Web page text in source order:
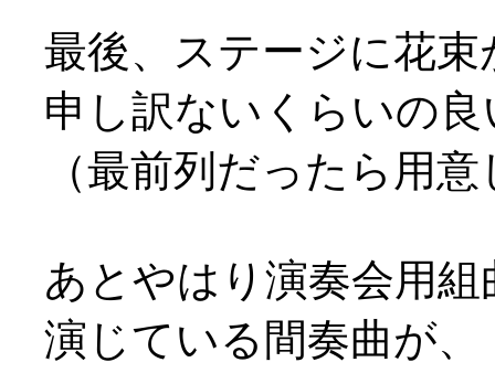
最後、ステージに花
申し訳ないくらいの
（最前列だったら用
あとやはり演奏会用
演じている間奏曲が、